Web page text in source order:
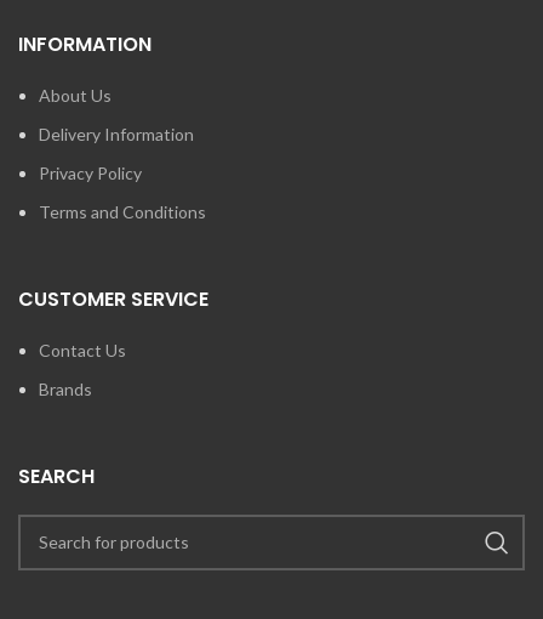
INFORMATION
About Us
Delivery Information
Privacy Policy
Terms and Conditions
CUSTOMER SERVICE
Contact Us
Brands
SEARCH